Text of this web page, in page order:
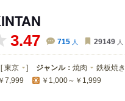
3.47 715 人 29149 人
[東京 ] ジャンル： 焼肉 鉄板焼き
7,999 ￥1,000～￥1,999